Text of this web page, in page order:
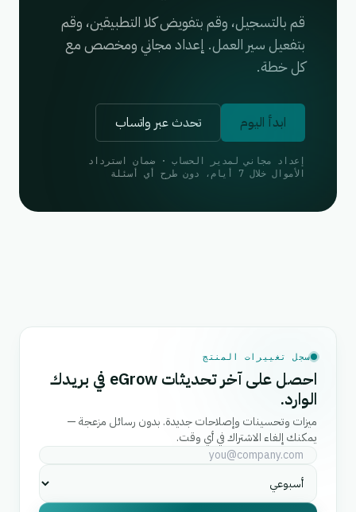
قم بالتسجيل، وقم بتفويض كلا التطبيقين، وقم
بتفعيل سير العمل. إعداد مجاني ومخصص مع
كل خطة.
ابدأ اليوم تحدث عبر واتساب
إعداد مجاني لمدير الحساب · ضمان استرداد
الأموال خلال 7 أيام، دون طرح أي أسئلة
سجل تغييرات المنتج
احصل على آخر تحديثات eGrow في بريدك
الوارد.
ميزات وتحسينات وإصلاحات جديدة. بدون رسائل مزعجة —
يمكنك إلغاء الاشتراك في أي وقت.